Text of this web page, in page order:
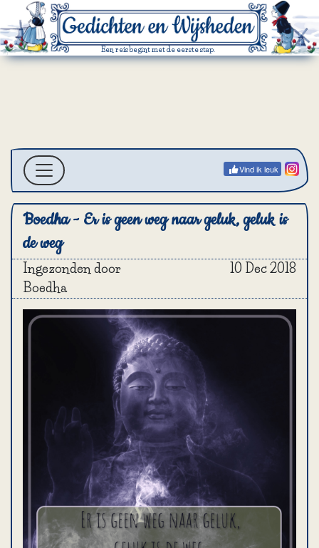
Een reis begint met de eerste stap.
Vind ik leuk
Boedha - Er is geen weg naar geluk, geluk is
de weg
Ingezonden door
Boedha
10 Dec 2018